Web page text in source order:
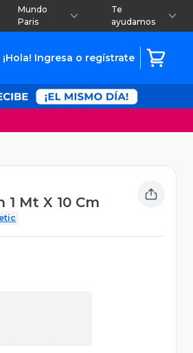
Mundo
Paris
Te
ayudamos
¡Hola! Ingresa o regístrate
1 Mt X 10 Cm